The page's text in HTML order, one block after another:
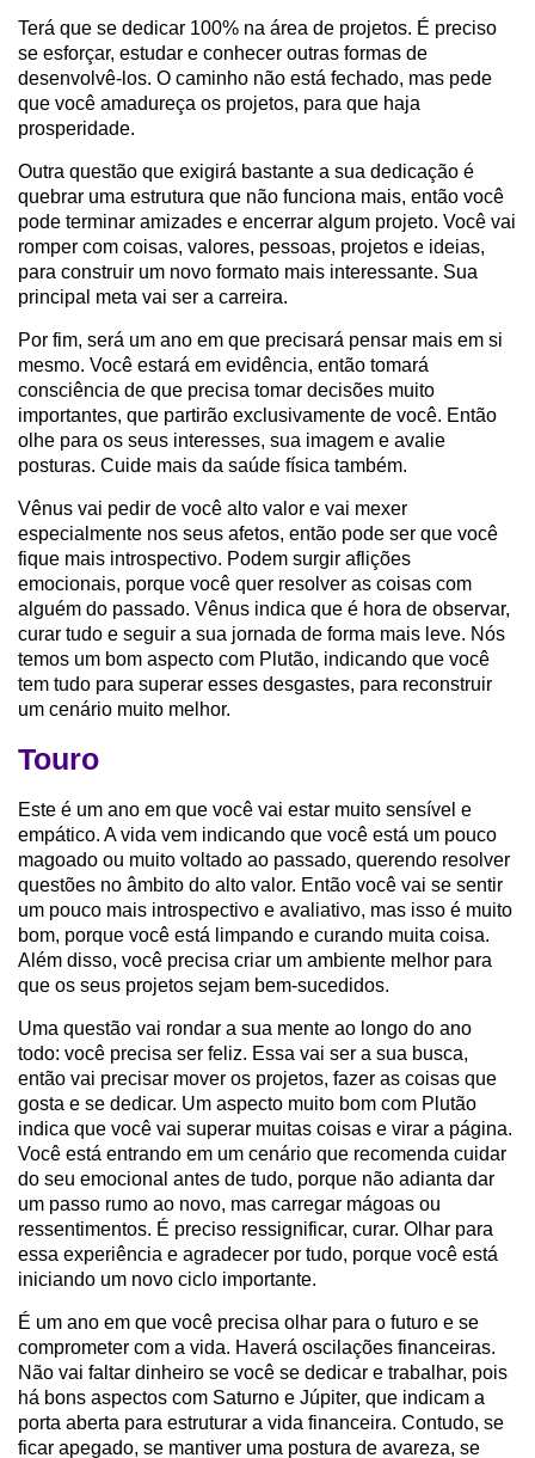
Terá que se dedicar 100% na área de projetos. É preciso
se esforçar, estudar e conhecer outras formas de
desenvolvê-los. O caminho não está fechado, mas pede
que você amadureça os projetos, para que haja
prosperidade.
Outra questão que exigirá bastante a sua dedicação é
quebrar uma estrutura que não funciona mais, então você
pode terminar amizades e encerrar algum projeto. Você vai
romper com coisas, valores, pessoas, projetos e ideias,
para construir um novo formato mais interessante. Sua
principal meta vai ser a carreira.
Por fim, será um ano em que precisará pensar mais em si
mesmo. Você estará em evidência, então tomará
consciência de que precisa tomar decisões muito
importantes, que partirão exclusivamente de você. Então
olhe para os seus interesses, sua imagem e avalie
posturas. Cuide mais da saúde física também.
Vênus vai pedir de você alto valor e vai mexer
especialmente nos seus afetos, então pode ser que você
fique mais introspectivo. Podem surgir aflições
emocionais, porque você quer resolver as coisas com
alguém do passado. Vênus indica que é hora de observar,
curar tudo e seguir a sua jornada de forma mais leve. Nós
temos um bom aspecto com Plutão, indicando que você
tem tudo para superar esses desgastes, para reconstruir
um cenário muito melhor.
Touro
Este é um ano em que você vai estar muito sensível e
empático. A vida vem indicando que você está um pouco
magoado ou muito voltado ao passado, querendo resolver
questões no âmbito do alto valor. Então você vai se sentir
um pouco mais introspectivo e avaliativo, mas isso é muito
bom, porque você está limpando e curando muita coisa.
Além disso, você precisa criar um ambiente melhor para
que os seus projetos sejam bem-sucedidos.
Uma questão vai rondar a sua mente ao longo do ano
todo: você precisa ser feliz. Essa vai ser a sua busca,
então vai precisar mover os projetos, fazer as coisas que
gosta e se dedicar. Um aspecto muito bom com Plutão
indica que você vai superar muitas coisas e virar a página.
Você está entrando em um cenário que recomenda cuidar
do seu emocional antes de tudo, porque não adianta dar
um passo rumo ao novo, mas carregar mágoas ou
ressentimentos. É preciso ressignificar, curar. Olhar para
essa experiência e agradecer por tudo, porque você está
iniciando um novo ciclo importante.
É um ano em que você precisa olhar para o futuro e se
comprometer com a vida. Haverá oscilações financeiras.
Não vai faltar dinheiro se você se dedicar e trabalhar, pois
há bons aspectos com Saturno e Júpiter, que indicam a
porta aberta para estruturar a vida financeira. Contudo, se
ficar apegado, se mantiver uma postura de avareza, se